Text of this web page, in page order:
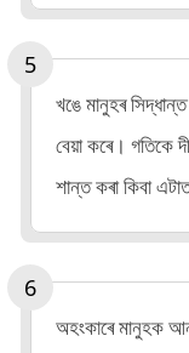
খঙে মানুহৰ
বেয়া কৰে।
শান্ত কৰা কিবা
অহংকাৰে মানুহক